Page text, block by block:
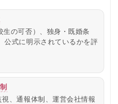
の可否）、独身・既婚条
公式に明示されているかを評
、通報体制、運営会社情報